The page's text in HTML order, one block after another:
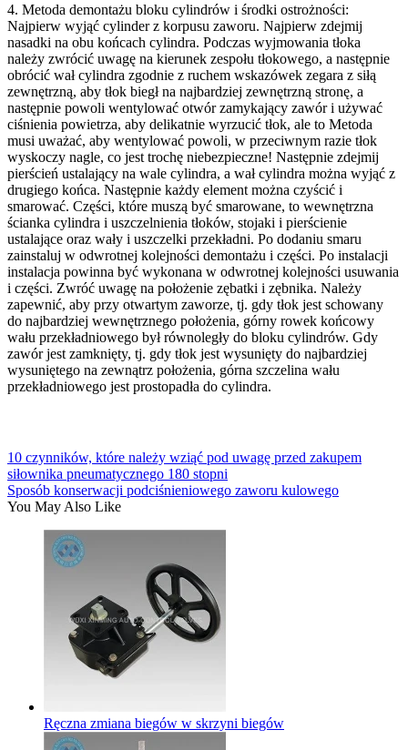
4. Metoda demontażu bloku cylindrów i środki ostrożności:
Najpierw wyjąć cylinder z korpusu zaworu. Najpierw zdejmij
nasadki na obu końcach cylindra. Podczas wyjmowania tłoka
należy zwrócić uwagę na kierunek zespołu tłokowego, a następnie
obrócić wał cylindra zgodnie z ruchem wskazówek zegara z siłą
zewnętrzną, aby tłok biegł na najbardziej zewnętrzną stronę, a
następnie powoli wentylować otwór zamykający zawór i używać
ciśnienia powietrza, aby delikatnie wyrzucić tłok, ale to Metoda
musi uważać, aby wentylować powoli, w przeciwnym razie tłok
wyskoczy nagle, co jest trochę niebezpieczne! Następnie zdejmij
pierścień ustalający na wale cylindra, a wał cylindra można wyjąć z
drugiego końca. Następnie każdy element można czyścić i
smarować. Części, które muszą być smarowane, to wewnętrzna
ścianka cylindra i uszczelnienia tłoków, stojaki i pierścienie
ustalające oraz wały i uszczelki przekładni. Po dodaniu smaru
zainstaluj w odwrotnej kolejności demontażu i części. Po instalacji
instalacja powinna być wykonana w odwrotnej kolejności usuwania
i części. Zwróć uwagę na położenie zębatki i zębnika. Należy
zapewnić, aby przy otwartym zaworze, tj. gdy tłok jest schowany
do najbardziej wewnętrznego położenia, górny rowek końcowy
wału przekładniowego był równoległy do bloku cylindrów. Gdy
zawór jest zamknięty, tj. gdy tłok jest wysunięty do najbardziej
wysuniętego na zewnątrz położenia, górna szczelina wału
przekładniowego jest prostopadła do cylindra.
10 czynników, które należy wziąć pod uwagę przed zakupem
siłownika pneumatycznego 180 stopni
Sposób konserwacji podciśnieniowego zaworu kulowego
You May Also Like
Ręczna zmiana biegów w skrzyni biegów